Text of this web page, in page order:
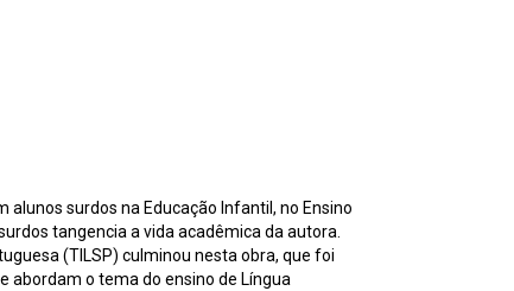
surdos na Educação Infantil, no Ensino
tangencia a vida acadêmica da autora.
(TILSP) culminou nesta obra, que foi
abordam o tema do ensino de Língua